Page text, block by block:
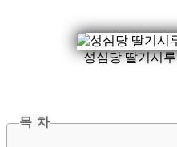
성심당 딸기시
목 차